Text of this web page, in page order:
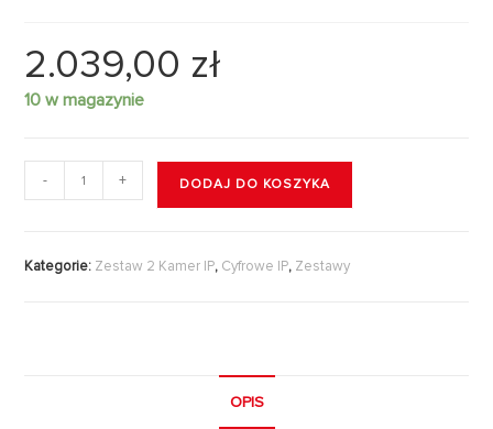
2.039,00 zł
10 w magazynie
- + DODAJ DO KOSZYKA
Kategorie: Zestaw 2 Kamer IP, Cyfrowe IP, Zestawy
OPIS